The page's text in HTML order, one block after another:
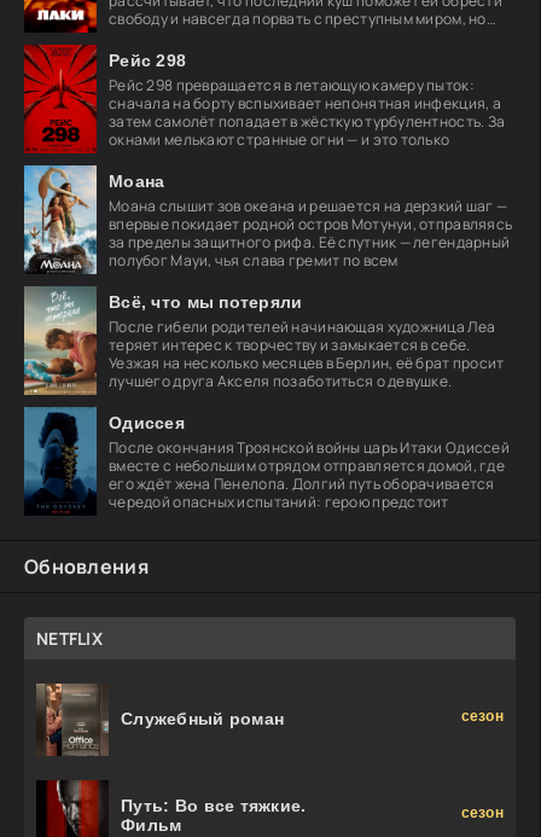
свободу и навсегда порвать с преступным миром, но
Рейс 298
Рейс 298 превращается в летающую камеру пыток:
сначала на борту вспыхивает непонятная инфекция, а
затем самолёт попадает в жёсткую турбулентность. За
окнами мелькают странные огни — и это только
Моана
Моана слышит зов океана и решается на дерзкий шаг —
впервые покидает родной остров Мотунуи, отправляясь
за пределы защитного рифа. Её спутник — легендарный
полубог Мауи, чья слава гремит по всем
Всё, что мы потеряли
После гибели родителей начинающая художница Леа
теряет интерес к творчеству и замыкается в себе.
Уезжая на несколько месяцев в Берлин, её брат просит
лучшего друга Акселя позаботиться о девушке.
Одиссея
После окончания Троянской войны царь Итаки Одиссей
вместе с небольшим отрядом отправляется домой, где
его ждёт жена Пенелопа. Долгий путь оборачивается
чередой опасных испытаний: герою предстоит
Обновления
NETFLIX
Служебный роман сезон
Путь: Во все тяжкие.
Фильм
сезон